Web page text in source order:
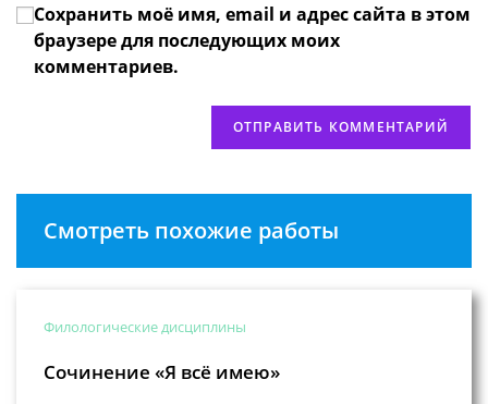
веб-
сайта
(необязательно)
Сохранить моё имя, email и адрес сайта в этом
браузере для последующих моих
комментариев.
Смотреть похожие работы
Филологические дисциплины
Сочинение «Я всё имею»